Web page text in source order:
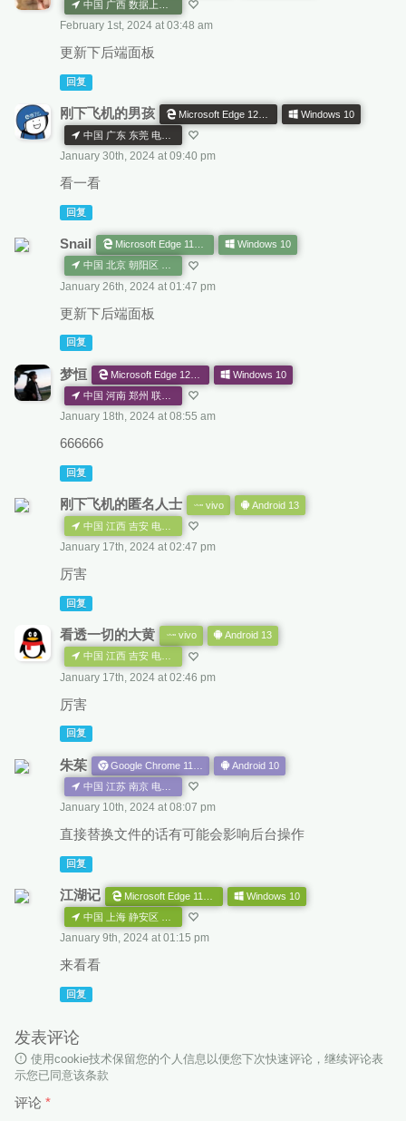
中国 广西 数据上网公共出口 移动 CN AS
February 1st, 2024 at 03:48 am
更新下后端面板
回复
刚下飞机的男孩 Microsoft Edge 121.0.0.0
Windows 10
中国 广东 东莞 电信 CN AS
January 30th, 2024 at 09:40 pm
看一看
回复
Snail Microsoft Edge 119.0.0.0
Windows 10
中国 北京 朝阳区 联通 CN AS
January 26th, 2024 at 01:47 pm
更新下后端面板
回复
梦恒 Microsoft Edge 120.0.0.0
Windows 10
中国 河南 郑州 联通 CN AS
January 18th, 2024 at 08:55 am
666666
回复
刚下飞机的匿名人士 vivo
Android 13
中国 江西 吉安 电信 CN AS
January 17th, 2024 at 02:47 pm
厉害
回复
看透一切的大黄 vivo
Android 13
中国 江西 吉安 电信 CN AS
January 17th, 2024 at 02:46 pm
厉害
回复
朱茱 Google Chrome 114.0.0.0
Android 10
中国 江苏 南京 电信 CN AS
January 10th, 2024 at 08:07 pm
直接替换文件的话有可能会影响后台操作
回复
江湖记 Microsoft Edge 113.0.1774.50
Windows 10
中国 上海 静安区 电信 CN AS
January 9th, 2024 at 01:15 pm
来看看
回复
发表评论
使用cookie技术保留您的个人信息以便您下次快速评论，继续评论表
示您已同意该条款
评论 *